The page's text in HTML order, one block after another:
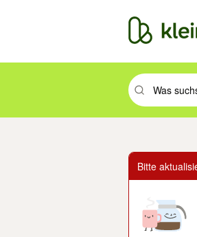
Suchbegriff
Bitte